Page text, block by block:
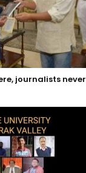
journalists never